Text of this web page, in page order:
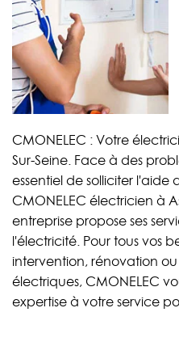
CMONELEC : Votre
Sur-Seine. Face à des
essentiel de solliciter l'aide
CMONELEC électricien à
entreprise propose ses
l'électricité. Pour tous vos
intervention, rénovation
électriques, CMONELEC
expertise à votre service